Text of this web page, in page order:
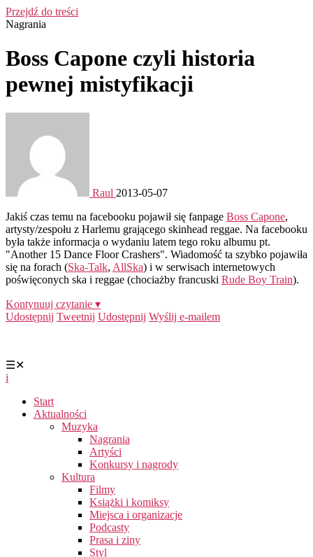
Przejdź do treści
Nagrania
Boss Capone czyli historia
pewnej mistyfikacji
Raul 2013-05-07
Jakiś czas temu na facebooku pojawił się fanpage Boss Capone,
artysty/zespołu z Harlemu grającego skinhead reggae. Na facebooku
była także informacja o wydaniu latem tego roku albumu pt.
"Another 15 Dance Floor Crashers". Wiadomość ta szybko pojawiła
się na forach (Ska-Talk, AllSka) i w serwisach internetowych
poświęconych ska i reggae (chociażby francuski Rude Boy Train).
Kontynuuj czytanie ▾
Udostępnij Tweetnij Udostępnij Wyślij e-mailem
☰✕
i
Start
Aktualności
Muzyka
Nagrania
Artyści
Konkursy i nagrody
Kultura
Filmy
Książki i komiksy
Miejsca i organizacje
Podcasty
Prasa i ziny
Styl